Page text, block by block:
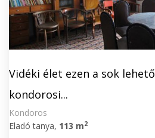
Vidéki élet ezen a sok
kondorosi...
Kondoros
Eladó tanya, 113 m2